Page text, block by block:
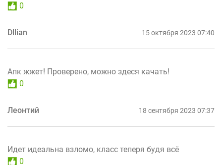
0
Dllian 15 октября 2023 07:40
Апк жжет! Проверено, можно здеся качать!
0
Леонтий 18 сентября 2023 07:37
Идет идеальна взломо, класс теперя будя всё
0